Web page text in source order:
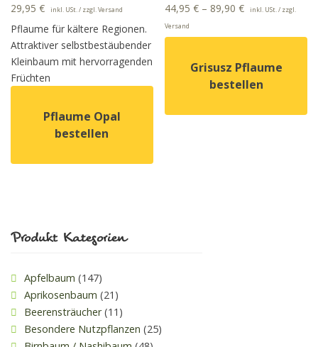
29,95 € inkl. USt. / zzgl. Versand
Pflaume für kältere Regionen.
Attraktiver selbstbestäubender
Kleinbaum mit hervorragenden
Früchten
Pflaume Opal
bestellen
44,95€ – 89,90€
inkl. USt. / zzgl.
Versand
Grisusz Pflaume
bestellen
Produkt Kategorien
Apfelbaum (147)
Aprikosenbaum (21)
Beerensträucher (11)
Besondere Nutzpflanzen (25)